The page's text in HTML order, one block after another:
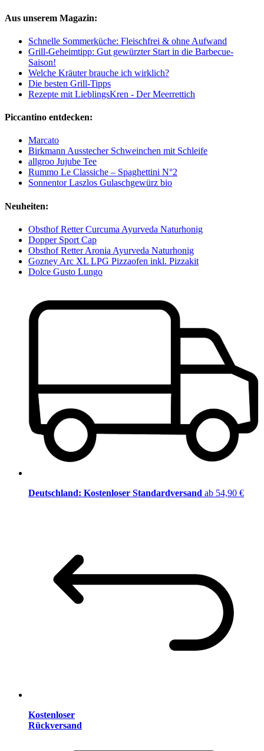
Aus unserem Magazin:
Schnelle Sommerküche: Fleischfrei & ohne Aufwand
Grill-Geheimtipp: Gut gewürzter Start in die Barbecue-
Saison!
Welche Kräuter brauche ich wirklich?
Die besten Grill-Tipps
Rezepte mit LieblingsKren - Der Meerrettich
Piccantino entdecken:
Marcato
Birkmann Ausstecher Schweinchen mit Schleife
allgroo Jujube Tee
Rummo Le Classiche – Spaghettini N°2
Sonnentor Laszlos Gulaschgewürz bio
Neuheiten:
Obsthof Retter Curcuma Ayurveda Naturhonig
Dopper Sport Cap
Obsthof Retter Aronia Ayurveda Naturhonig
Gozney Arc XL LPG Pizzaofen inkl. Pizzakit
Dolce Gusto Lungo
Deutschland: Kostenloser Standardversand ab 54,90 €
Kostenloser
Rückversand